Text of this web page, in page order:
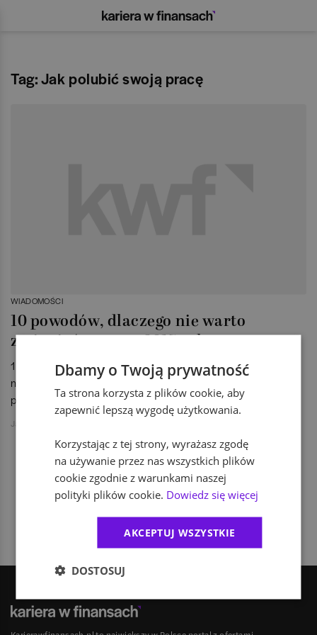
Tag: Jak polubić swoją pracę
WIADOMOŚCI
10 powodów, dlaczego nie warto
zmieniać pracy w 2015 roku
1 stycznia oznacza dla wielu z nas jedno - rozpoczyna się
nowy rok, a zatem nadchodzi czas na noworoczne
postanowienia.
Jakub Jański
1
Dbamy o Twoją prywatność
Ta strona korzysta z plików cookie, aby
zapewnić lepszą wygodę użytkowania.
Korzystając z tej strony, wyrażasz zgodę
na używanie przez nas wszystkich plików
cookie zgodnie z warunkami naszej
polityki plików cookie. Dowiedz się więcej
AKCEPTUJ WSZYSTKIE
DOSTOSUJ